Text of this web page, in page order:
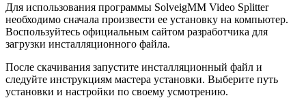
Для использования программы SolveigMM Video Splitter
необходимо сначала произвести ее установку на компьютер.
Воспользуйтесь официальным сайтом разработчика для
загрузки инсталляционного файла.
После скачивания запустите инсталляционный файл и
следуйте инструкциям мастера установки. Выберите путь
установки и настройки по своему усмотрению.